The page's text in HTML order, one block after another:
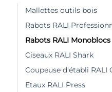
Mallettes outils bois
Rabots RALI
Rabots RALI Monoblocs
Ciseaux RALI Shark
Coupeuse d'établi RALI
Etaux RALI Press